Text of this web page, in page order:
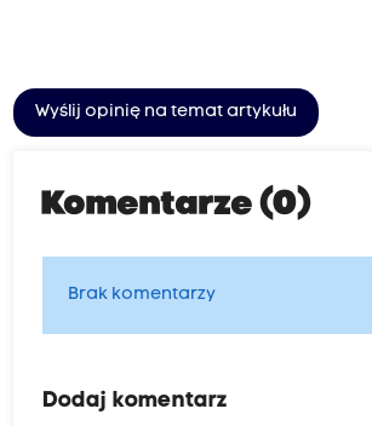
Wyślij opinię na temat artykułu
Komentarze (0)
Brak komentarzy
Dodaj komentarz